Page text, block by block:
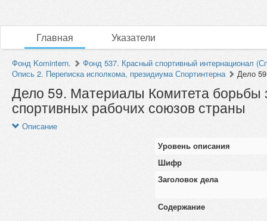
Главная Указатели
Фонд Komintern.
Фонд 537. Красный спортивный интернационал
Опись 2. Переписка исполкома, президиума Спортинтерна
Дело
Дело 59. Материалы Комитета борьбы
спортивных рабочих союзов страны
Описание
Уровень описания
Шифр
Заголовок дела
Содержание